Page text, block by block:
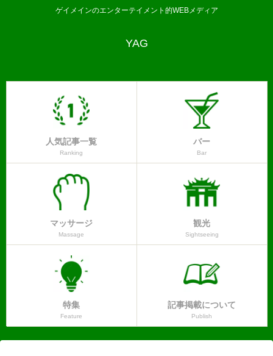
ゲイメインのエンターテイメント的WEBメディア
YAG
人気記事一覧
Ranking
バー
Bar
マッサージ
Massage
観光
Sightseeing
特集
Feature
記事掲載について
Publish